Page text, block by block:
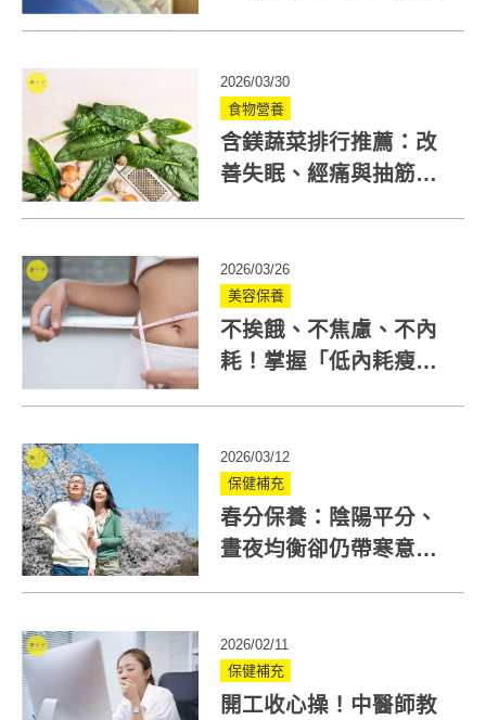
2026/03/30
食物營養
含鎂蔬菜排行推薦：改
善失眠、經痛與抽筋，
2026/03/26
美容保養
不挨餓、不焦慮、不內
耗！掌握「低內耗瘦
2026/03/12
保健補充
春分保養：陰陽平分、
晝夜均衡卻仍帶寒意，
2026/02/11
保健補充
開工收心操！中醫師教